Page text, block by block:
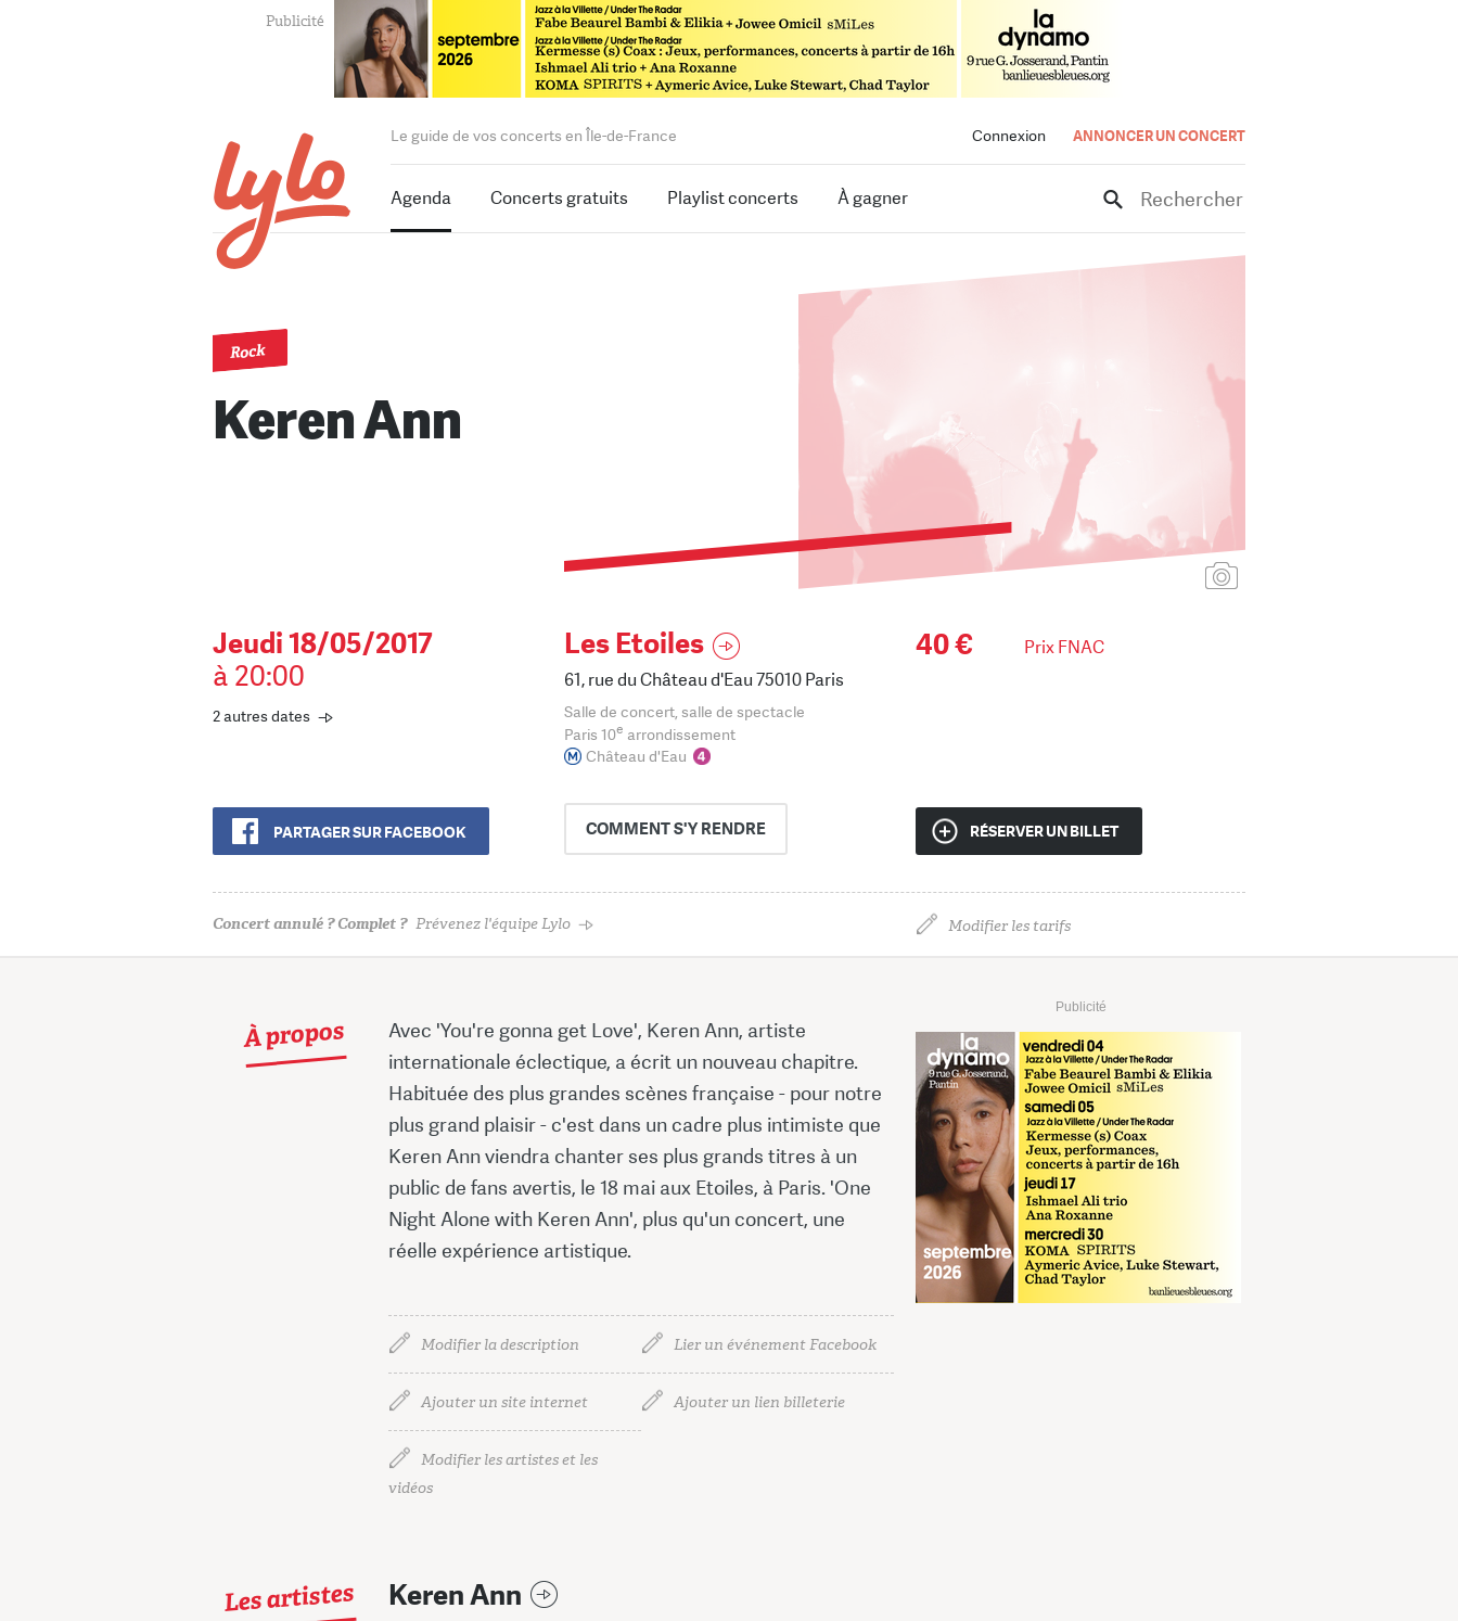
Connexion ANNONCER UN CONCERT
Le guide de vos concerts en Île-de-France
Agenda Concerts gratuits Playlist concerts À gagner Rechercher
Rock
Keren Ann
Jeudi 18/05/2017
à 20:00
2 autres dates
PARTAGER SUR FACEBOOK
Les Etoiles
61, rue du Château d'Eau 75010 Paris
Salle de concert, salle de spectacle
Paris 10e arrondissement
Château d'Eau
COMMENTS'Y RENDRE
40 € Prix FNAC
RÉSERVER UN BILLET
40 € RÉSERVER sur fnac.com
40 € RÉSERVER sur digitick.com
Concert annulé ? Complet ? Prévenez l'équipe Lylo Modifier les tarifs
À propos
Publicité
Avec 'You're gonna get Love', Keren Ann, artiste
internationale éclectique, a écrit un nouveau chapitre.
Habituée des plus grandes scènes française - pour notre
plus grand plaisir - c'est dans un cadre plus intimiste que
Keren Ann viendra chanter ses plus grands titres à un
public de fans avertis, le 18 mai aux Etoiles, à Paris. 'One
Night Alone with Keren Ann', plus qu'un concert, une
réelle expérience artistique.
Modifier la description Lier un événement Facebook
Ajouter un site internet Ajouter un lien billeterie
Modifier les artistes et les
vidéos
Les artistes Keren Ann